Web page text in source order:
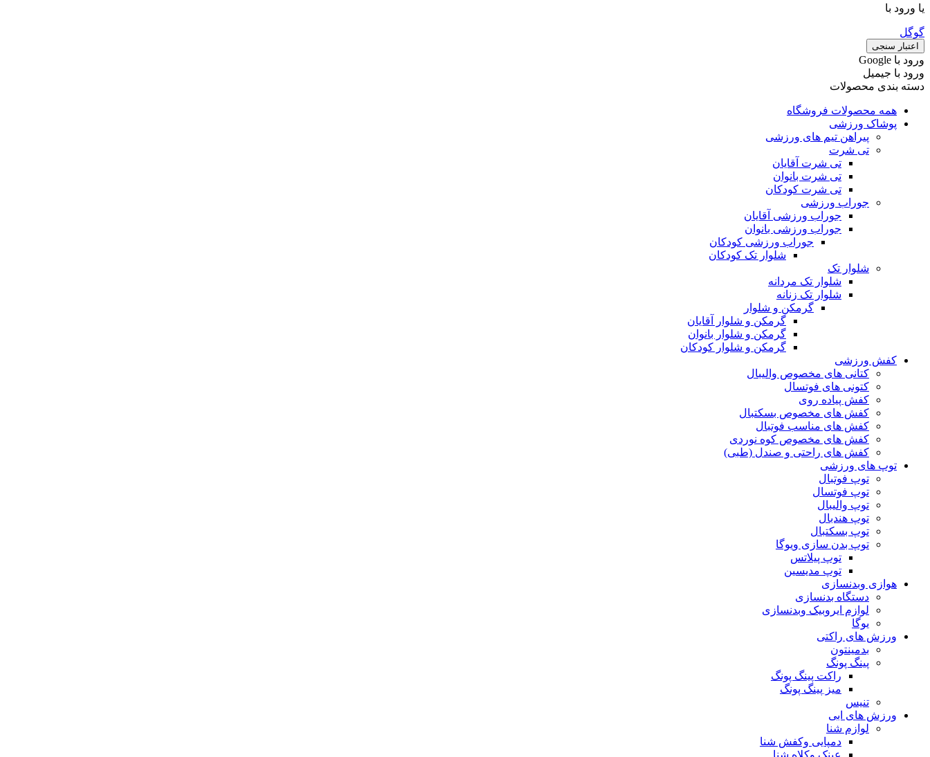
یا ورود با
گوگل
اعتبار سنجی
ورود با ‫Google
ورود با جیمیل
دسته بندی محصولات
همه محصولات فروشگاه
پوشاک ورزشی
پیراهن تیم های ورزشی
تی شرت
تی شرت آقایان
تی شرت بانوان
تی شرت کودکان
جوراب ورزشی
جوراب ورزشی آقایان
جوراب ورزشی بانوان
جوراب ورزشی کودکان
شلوار تک کودکان
شلوار تک
شلوار تک مردانه
شلوار تک زنانه
گرمکن و شلوار
گرمکن و شلوار آقایان
گرمکن و شلوار بانوان
گرمکن و شلوار کودکان
کفش ورزشی
کتانی های مخصوص والیبال
کتونی های فوتسال
کفش پیاده روی
کفش های مخصوص بسکتبال
کفش های مناسب فوتبال
کفش های مخصوص کوه نوردی
کفش های راحتی و صندل (طبی)
توپ های ورزشی
توپ فوتبال
توپ فوتسال
توپ والیبال
توپ هندبال
توپ بسکتبال
توپ بدن سازی ویوگا
توپ پیلاتس
توپ مدیسین
هوازی وبدنسازی
دستگاه بدنسازی
لوازم ایروبیک وبدنسازی
یوگا
ورزش های راکتی
بدمینتون
پینگ پونگ
راکت پینگ پونگ
میز پینگ پونگ
تنیس
ورزش های ابی
لوازم شنا
دمپایی وکفش شنا
عینک وکلاه شنا